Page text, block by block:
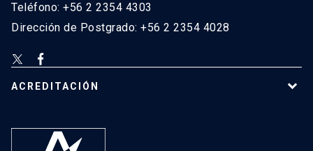
Teléfono: +56 2 2354 4303
Dirección de Postgrado: +56 2 2354 4028
ACREDITACIÓN